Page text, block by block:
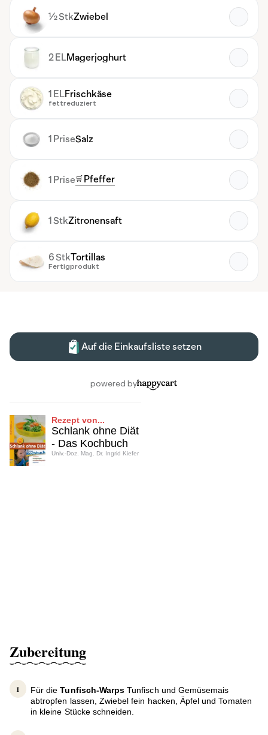
Rezept von...
Schlank ohne Diät
- Das Kochbuch
Univ.-Doz. Mag. Dr. Ingrid Kiefer
Zubereitung
Für dieTunfisch-Warps Tunfisch und Gemüsemais
abtropfen lassen, Zwiebel fein hacken, Äpfel und Tomaten
in kleine Stücke schneiden.